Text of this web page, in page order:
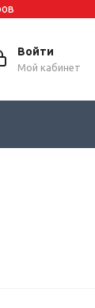
Войти
Мой кабинет